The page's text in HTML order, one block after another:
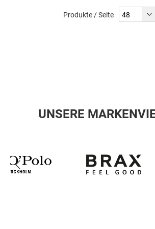
liest
gerade
Produkte / Seite
UNSERE